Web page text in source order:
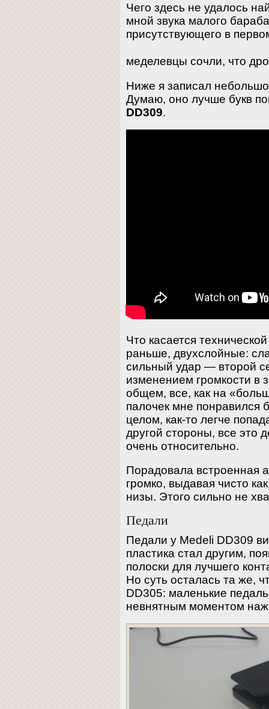
Чего здесь не удалось
мной звука малого
присутствующего в
меделевцы сочли, что
Ниже я записал
Думаю, оно лучше букв
DD309.
Что касается
раньше, двухслойные:
сильный удар — второй
изменением громкости в
общем, все, как на
палочек мне понравился
целом, как-то легче
другой стороны, все это
очень относительно.
Порадовала встроенная
громко, выдавая чисто
низы. Этого сильно не
Педали
Педали у Medeli DD309
пластика стал другим,
полоски для лучшего
Но суть осталась та же,
DD305: маленькие
невнятным моментом